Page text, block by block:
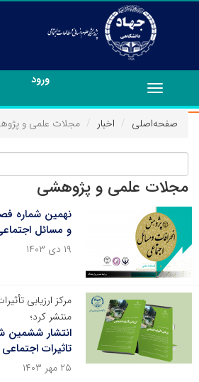
ورود
Toggle
navigation
صفحه‌اصلی
اخبار مجلات علمی و
مجلات علمی و پژوهشی
نهمین شماره
و مسائل
۱۹ دی ۱۴۰۳
مرکز ارزیابی
منتشر کرد؛
انتشار ششمین
تاثیرات اجتماعی
۲۵ مهر ۱۴۰۳